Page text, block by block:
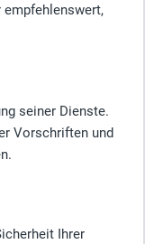
empfehlenswert,
seiner Dienste.
Vorschriften und
Ihrer